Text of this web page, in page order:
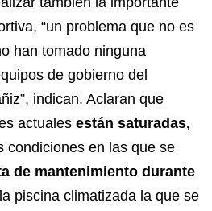
“un problema que no es
han tomado ninguna
de gobierno del
indican. Aclaran que
actuales están saturadas,
condiciones en las que se
de mantenimiento durante
piscina climatizada la que se